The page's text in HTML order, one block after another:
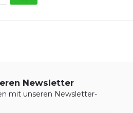
Newsletter
mit unseren Newsletter-